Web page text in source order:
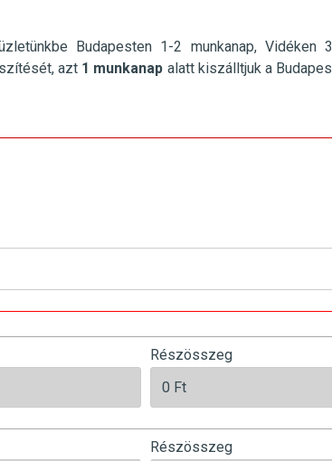
Budapesten 1-2 munkanap, Vidéken
azt 1 munkanap alatt kiszálltjuk a
Részösszeg
Részösszeg